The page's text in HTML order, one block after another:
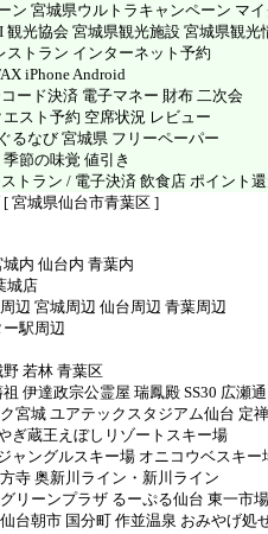
ン 宮城県ウルトラキャンペーン マ
光協会 宮城県観光施設 宮城県観光
トラン インターネット予約
iPhone Android
ード決済 電子マネー 財布 二次会
スト予約 空席状況 レビュー
るなび 宮城県 フリーペーパー
節の味覚 値引き
トラン / 電子決済 飲食店 ポイント
[ 宮城県仙台市青葉区 ]
内 仙台内 青葉内
城店
辺 宮城周辺 仙台周辺 青葉周辺
駅周辺
若林 青葉区
伊達政宗公霊屋 瑞鳳殿 SS30 広瀬
宮城 ユアテックスタジアム仙台 定
ぎ蔵王えぼしリゾートスキー場
ャングルスキー場 オニコウベスキー
寺 奥新川ライン・新川ライン
リーンプラザ るーぷる仙台 東一市
台朝市 国分町 作並温泉 おみやげ処